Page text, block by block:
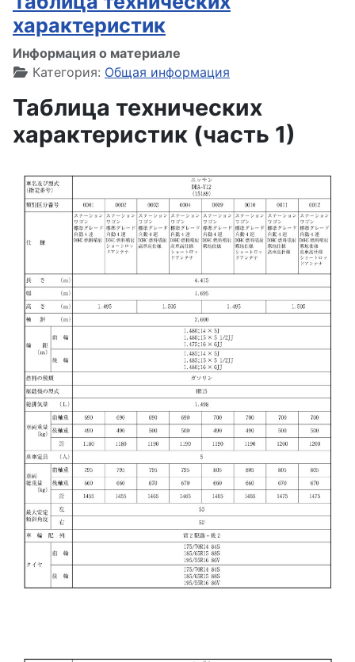
характеристик
Информация о материале
Категория: Общая информация
Таблица технических
характеристик (часть 1)